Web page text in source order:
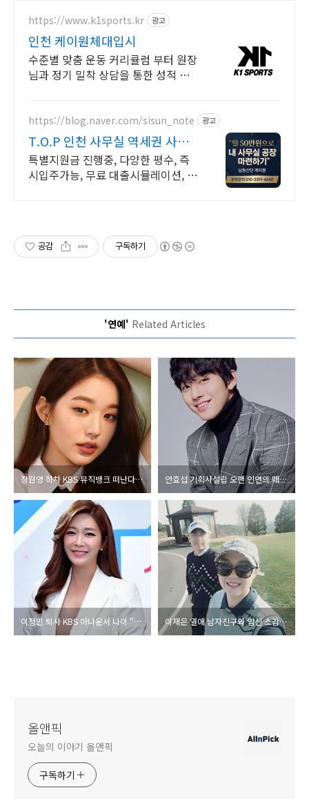
https://www.k1sports.kr 광고
인천 케이원체대입시
수준별 맞춤 운동 커리큘럼 부터 원장
님과 정기 밀착 상담을 통한 성적 관
https://blog.naver.com/sisun_note 광고
T.O.P 인천 사무실 역세권 사무
실/남동IC 5분
특별지원금 진행중, 다양한 평수, 즉
시입주가능, 무료 대출시뮬레이션, 주
공감 구독하기
'연예' Related Articles
장원영 하차 KBS 뮤직뱅크 떠난다 13일 마지막 방송 아이브 활동 매진 후임 MC미정 나이 학력 프로필 총정리 안효섭 기획사설립 오랜 인연의 매니저와 새 소속사 더 프레젠트 컴퍼니 공동 대표 새출발 총정리
이정민 퇴사 KBS 아나운서 나이 "새로운 출발선" 인스타그램 소감 의사 남편 박치열 누구 총정리 이재은 열애 남자친구와 임신 소감 나이 이혼 5년 후 근황 공개 다시 행복해지고 싶다" 인스타그램 고백 총정리
올앤픽
오늘의 이야기 올앤픽
구독하기